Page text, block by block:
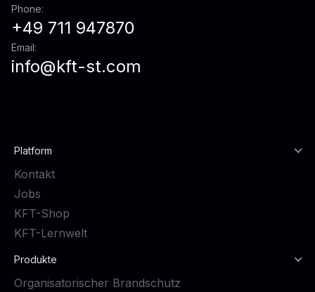
Phone:
+49 711 947870
Email:
info@kft-st.com
Platform
Kontakt
Jobs
KFT-Shop
KFT-Lernwelt
Produkte
Organisatorischer Brandschutz